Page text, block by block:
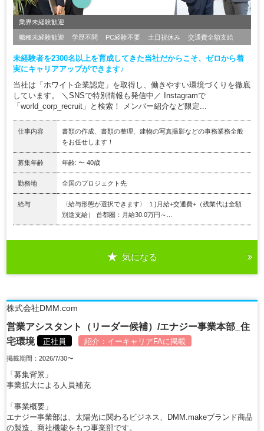
業界未経験歓迎
職種未経験歓迎 学歴不問 PC経験不要 土日祝休み 交通費全額支給
未経験者を2300名以上を育成してきた当社だからこそ、ゼロから着
実にキャリアアップができます♪
当社は「ホワイト企業認定」を取得し、働きやすい環境づくりを徹底
しています。 ＼SNSで特別情報も発信中／ Instagramで
「world_corp_recruit」と検索！ メンバー紹介など限定...
仕事内容
書類の作成、書類の整理、建物の写真撮影などの事務業務全般
をお任せします！
募集年齢 年齢: 〜 40歳
勤務地 全国のプロジェクト先
給与
〈給与形態が選択できます〉 １)月給+交通費+（残業代は全額
別途支給） 首都圏：月給30.0万円～...
気になる
株式会社DMM.com
営業アシスタント（リーダー候補）/エナジー事業本部_住
宅環境
正社員 紹介： イーキャリアFAに掲載
掲載期間：2026/7/30〜
「募集背景」
事業拡大による人員補充
「事業概要」
エナジー事業部は、太陽光に関わるビジネス、DMM.makeブランド商品
の製造、商社機能をもつ事業部です。